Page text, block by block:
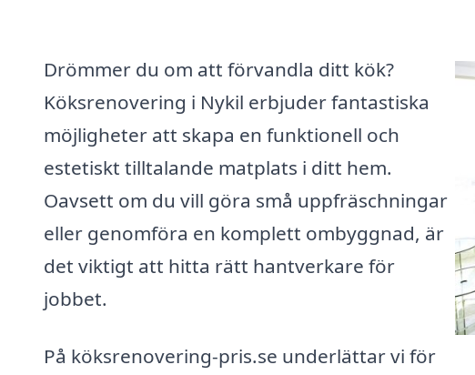
Drömmer du om att förvandla ditt kök?
Köksrenovering i Nykil erbjuder fantastiska
möjligheter att skapa en funktionell och
estetiskt tilltalande matplats i ditt hem.
Oavsett om du vill göra små uppfräschningar
eller genomföra en komplett ombyggnad, är
det viktigt att hitta rätt hantverkare för
jobbet.
På köksrenovering-pris.se underlättar vi för